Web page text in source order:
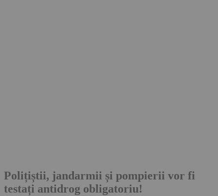
Polițiștii, jandarmii și pompierii vor fi
testați antidrog obligatoriu!